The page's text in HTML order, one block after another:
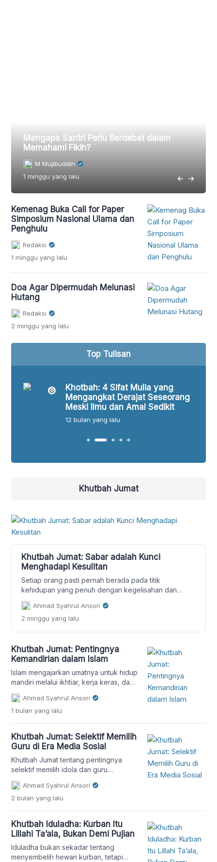
Mengapa Santri Perlu Berdebat dalam
Memahami Fikih?
M Mujibuddin
1 minggu yang lalu
Kemenag Buka Call for Paper
Simposium Nasional Ulama dan
Penghulu
Redaksi
1 minggu yang lalu
Doa Agar Dipermudah Melunasi
Hutang
Redaksi
2 minggu yang lalu
Top Tulisan
Khotbah: 4 Sifat Mulia yang
Mengangkat Derajat Seseorang
Meski Ilmu dan Amal Sedikit
12 bulan yang lalu
Khutbah Jumat
Khutbah Jumat: Sabar adalah Kunci
Menghadapi Kesulitan
Setiap orang pasti pernah berada pada titik
kehidupan yang penuh dengan kegelisahan dan
ketidakpastian. Namun, Islam mengajarkan bahwa
seorang mukmin tidak boleh membiarkan dirinya larut
dalam kekhawatiran. Lalu, bagaimana seharusnya kita
Setiap orang pasti pernah berada pada titik
kehidupan yang […]
Ahmad Syahrul Ansori
2 minggu yang lalu
Khutbah Jumat: Pentingnya
Kemandirian dalam Islam
Islam mengajarkan umatnya untuk hidup
mandiri melalui ikhtiar, kerja keras, dan
tawakal kepada Allah. Khutbah Jumat
ini mengulas pentingnya mencari rezeki
yang halal dengan meneladani para
Ahmad Syahrul Ansori
1 bulan yang lalu
Khutbah Jumat: Selektif Memilih
Guru di Era Media Sosial
Khutbah Jumat tentang pentingnya
selektif memilih idola dan guru
berdasarkan ilmu, akhlak, dan
istiqamah di era media sosial.
Ahmad Syahrul Ansori
2 bulan yang lalu
Khutbah Iduladha: Kurban Itu
Lillahi Ta’ala, Bukan Demi Pujian
Iduladha bukan sekadar tentang
menyembelih hewan kurban, tetapi